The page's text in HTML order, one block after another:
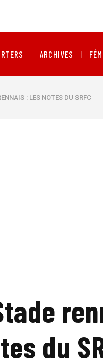
ARCHIVES
: LES NOTES DU SRFC
du